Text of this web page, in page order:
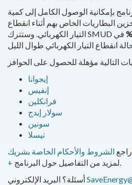
بإمكانية الوصول الكامل إلى كمية
البطاريات الخاص بهم أثناء انقطاع
التيار الكهربائي.
في
إيجوانا
إنفيس
فرانكلين
سولار إيدج
سونين
تيسلا
راجع الشروط والأحكام الخاصة بشريك My Energy Optimizer
+
لمزيد من التفاصيل حول البرنامج.